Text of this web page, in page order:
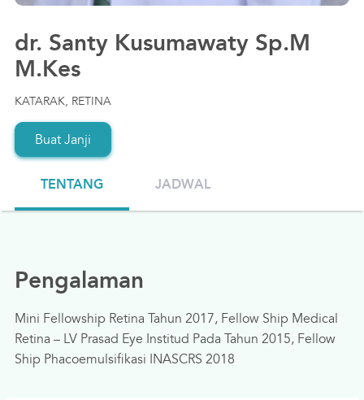
Asuransi
Perpustakaan Digital
dr. Santy Kusumawaty Sp.M
M.Kes
KATARAK, RETINA
Buat Janji
TENTANG JADWAL
Pengalaman
Mini Fellowship Retina Tahun 2017, Fellow Ship Medical
Retina – LV Prasad Eye Institud Pada Tahun 2015, Fellow
Ship Phacoemulsifikasi INASCRS 2018